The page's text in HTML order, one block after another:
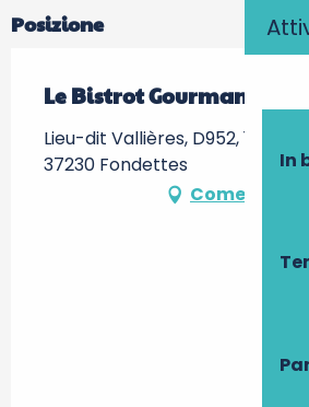
In
Posizione
Le Bistrot Gourmand
Lieu-dit Vallières, D952, 195
37230 Fondettes
Come